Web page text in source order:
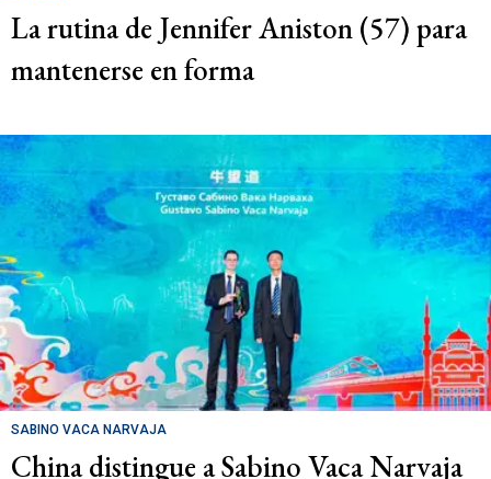
La rutina de Jennifer Aniston (57) para
mantenerse en forma
SABINO VACA NARVAJA
China distingue a Sabino Vaca Narvaja